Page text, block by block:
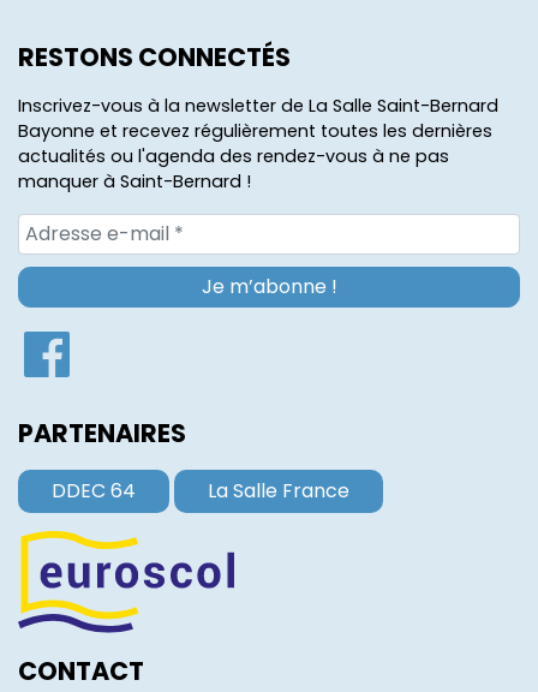
RESTONS CONNECTÉS
Inscrivez-vous à la newsletter de La Salle Saint-Bernard
Bayonne et recevez régulièrement toutes les dernières
actualités ou l'agenda des rendez-vous à ne pas
manquer à Saint-Bernard !
PARTENAIRES
DDEC 64 La Salle France
CONTACT